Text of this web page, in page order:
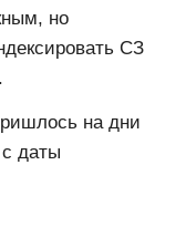
но
СЗ
на дни
с даты